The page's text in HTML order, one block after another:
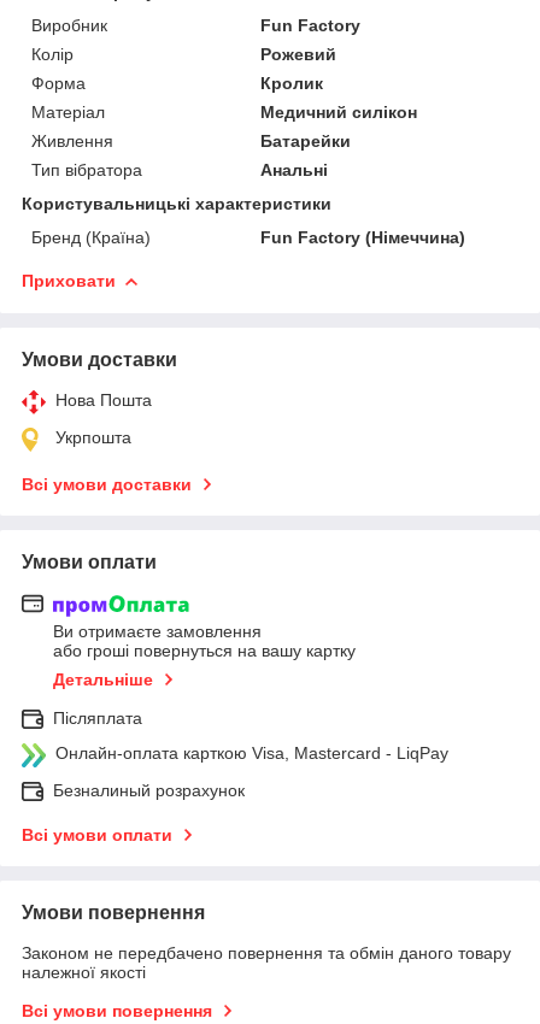
Виробник
Fun Factory
Колір
Рожевий
Форма
Кролик
Матеріал
Медичний силікон
Живлення
Батарейки
Тип вібратора
Анальні
Користувальницькі характеристики
Бренд (Країна)
Fun Factory (Німеччина)
Приховати
Умови доставки
Нова Пошта
Укрпошта
Всі умови доставки
Умови оплати
Ви отримаєте замовлення
або гроші повернуться на вашу картку
Детальніше
Післяплата
Онлайн-оплата карткою Visa, Mastercard - LiqPay
Безналиный розрахунок
Всі умови оплати
Умови повернення
Законом не передбачено повернення та обмін даного товару
належної якості
Всі умови повернення